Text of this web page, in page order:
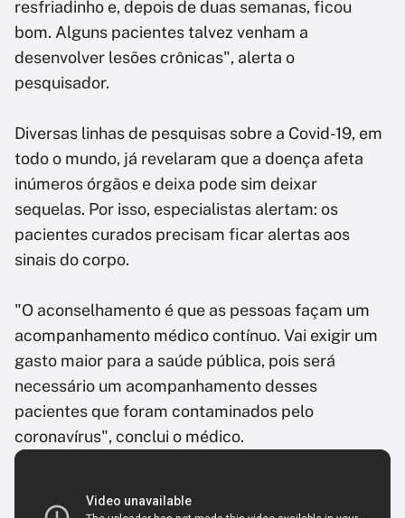
resfriadinho e, depois de duas semanas, ficou
bom. Alguns pacientes talvez venham a
desenvolver lesões crônicas", alerta o
pesquisador.
Diversas linhas de pesquisas sobre a Covid-19, em
todo o mundo, já revelaram que a doença afeta
inúmeros órgãos e deixa pode sim deixar
sequelas. Por isso, especialistas alertam: os
pacientes curados precisam ficar alertas aos
sinais do corpo.
"O aconselhamento é que as pessoas façam um
acompanhamento médico contínuo. Vai exigir um
gasto maior para a saúde pública, pois será
necessário um acompanhamento desses
pacientes que foram contaminados pelo
coronavírus", conclui o médico.